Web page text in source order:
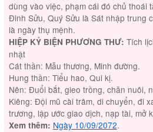
dùng vào việc, phạm cái đó chủ thoái
Đinh Sửu, Quý Sửu là Sát nhập trung
là ngày thụ mệnh.
HIỆP KỶ BIỆN PHƯƠNG THƯ: Tích
nhật
Cát thần: Mẫu thương, Minh đường.
Hung thần: Tiểu hao, Qui kị.
Nên: Đuổi bắt, gieo trồng, chăn nuôi,
Kiêng: Đội mũ cài trâm, di chuyển, đi
trương, lập ước giao dịch, nạp tài, mở
Xem thêm: Ngày 10/09/2072.